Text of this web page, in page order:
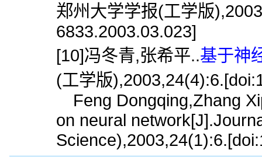
郑州大学学报(工学版
6833.2003.03.023]
[10]冯冬青,张希平..基于神
(工学版
Feng Dongqing,Zhang
on neural